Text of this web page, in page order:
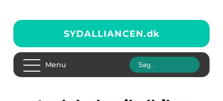
SYDALLIANCEN.dk
Menu